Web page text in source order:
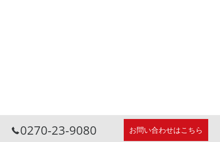
0270-23-9080 お問い合わせはこちら